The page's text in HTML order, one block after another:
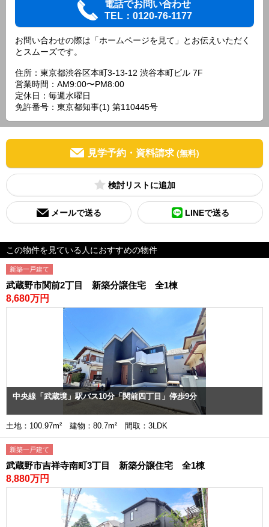
電話でお問い合わせ
TEL：0120-76-1177
お問い合わせの際は「ホームページを見て」とお伝えいただく
とスムーズです。
住所：東京都渋谷区本町3-13-12 渋谷本町ビル 7F
営業時間：AM9:00〜PM8:00
定休日：毎週水曜日
免許番号：東京都知事(1) 第110445号
見学予約・資料請求 (無料)
検討リスト
メールで送る LINEで送る
この物件を見ている人におすすめの物件
新築一戸建て
武蔵野市関前2丁目 新築分譲住宅 全1棟
8,680万円
中央線「武蔵境」駅バス10分「関前四丁目」停歩9分
土地：100.97m² 建物：80.7m² 間取：3LDK
新築一戸建て
武蔵野市吉祥寺南町3丁目 新築分譲住宅 全1棟
8,880万円